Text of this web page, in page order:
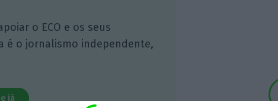
o ECO e os seus
é o jornalismo independente,
já